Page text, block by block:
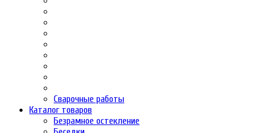
Сварочные работы
Каталог товаров
Безрамное остекление